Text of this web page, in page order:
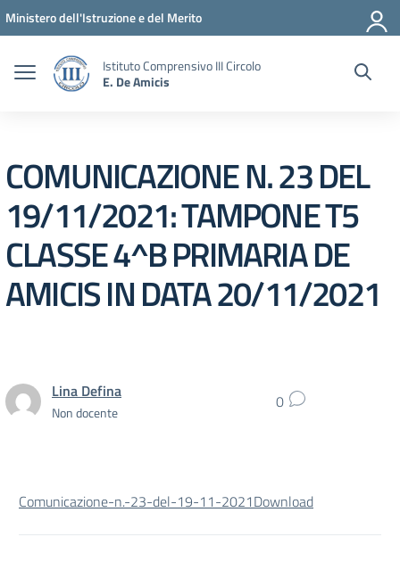
Vai ai contenuti
Vai al menu di navigazione
Vai al footer
Ministero dell'Istruzione e del Merito
Istituto Comprensivo III Circolo
E. De Amicis
COMUNICAZIONE N. 23 DEL
19/11/2021: TAMPONE T5
CLASSE 4^B PRIMARIA DE
AMICIS IN DATA 20/11/2021
Lina Defina
Non docente 0
Comunicazione-n.-23-del-19-11-2021Download